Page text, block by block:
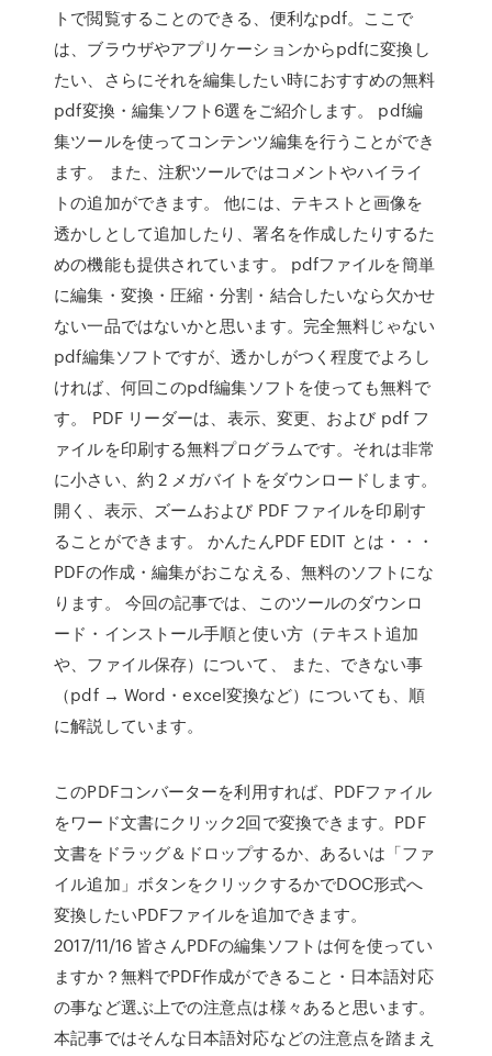
トで閲覧することのできる、便利なpdf。ここで
は、ブラウザやアプリケーションからpdfに変換し
たい、さらにそれを編集したい時におすすめの無料
pdf変換・編集ソフト6選をご紹介します。 pdf編
集ツールを使ってコンテンツ編集を行うことができ
ます。 また、注釈ツールではコメントやハイライ
トの追加ができます。 他には、テキストと画像を
透かしとして追加したり、署名を作成したりするた
めの機能も提供されています。 pdfファイルを簡単
に編集・変換・圧縮・分割・結合したいなら欠かせ
ない一品ではないかと思います。完全無料じゃない
pdf編集ソフトですが、透かしがつく程度でよろし
ければ、何回このpdf編集ソフトを使っても無料で
す。 PDF リーダーは、表示、変更、および pdf フ
ァイルを印刷する無料プログラムです。それは非常
に小さい、約 2 メガバイトをダウンロードします。
開く、表示、ズームおよび PDF ファイルを印刷す
ることができます。 かんたんPDF EDIT とは・・・
PDFの作成・編集がおこなえる、無料のソフトにな
ります。 今回の記事では、このツールのダウンロ
ード・インストール手順と使い方（テキスト追加
や、ファイル保存）について、 また、できない事
（pdf → Word・excel変換など）についても、順
に解説しています。
このPDFコンバーターを利用すれば、PDFファイル
をワード文書にクリック2回で変換できます。PDF
文書をドラッグ＆ドロップするか、あるいは「ファ
イル追加」ボタンをクリックするかでDOC形式へ
変換したいPDFファイルを追加できます。
2017/11/16 皆さんPDFの編集ソフトは何を使ってい
ますか？無料でPDF作成ができること・日本語対応
の事など選ぶ上での注意点は様々あると思います。
本記事ではそんな日本語対応などの注意点を踏まえ